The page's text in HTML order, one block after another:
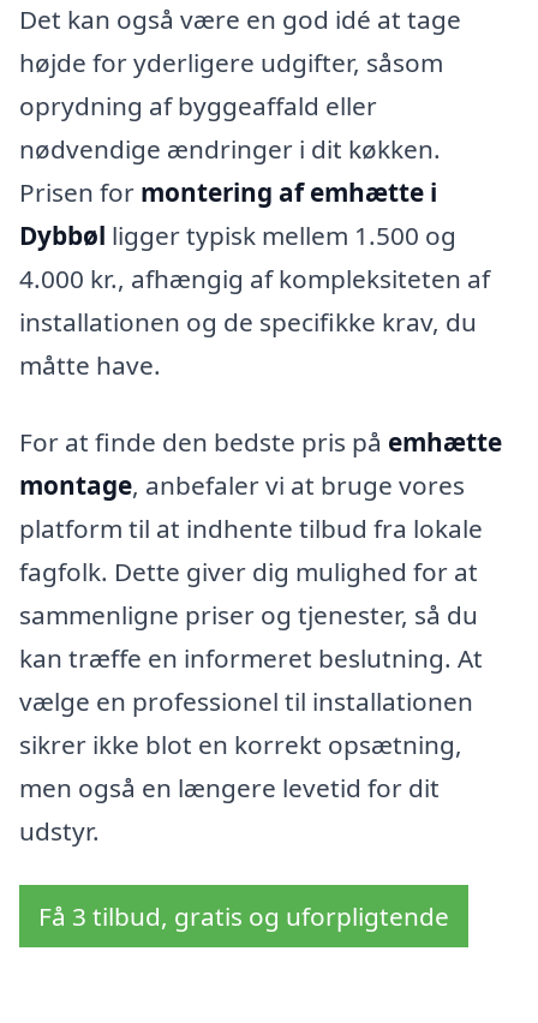
Det kan også være en god idé at tage
højde for yderligere udgifter, såsom
oprydning af byggeaffald eller
nødvendige ændringer i dit køkken.
Prisen for montering af emhætte i
Dybbøl ligger typisk mellem 1.500 og
4.000 kr., afhængig af kompleksiteten af
installationen og de specifikke krav, du
måtte have.
For at finde den bedste pris på emhætte
montage, anbefaler vi at bruge vores
platform til at indhente tilbud fra lokale
fagfolk. Dette giver dig mulighed for at
sammenligne priser og tjenester, så du
kan træffe en informeret beslutning. At
vælge en professionel til installationen
sikrer ikke blot en korrekt opsætning,
men også en længere levetid for dit
udstyr.
Få 3 tilbud, gratis og uforpligtende